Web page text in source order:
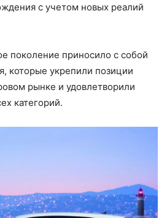
с учетом новых реалий
поколение приносило с собой
которые укрепили позиции
рынке и удовлетворили
категорий.